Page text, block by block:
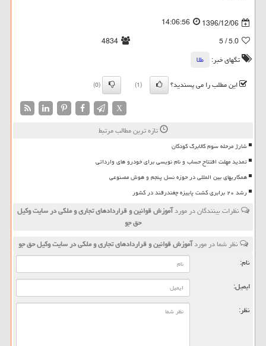
1396/12/06
14:06:56
5.0
/ 5
4834
تگهای خبر:
طلا
این مطلب را می پسندید؟
(1)
(0)
X
تازه ترین مطالب مرتبط
شارژ مرحله سوم کالابرگ کودکان
تمدید مهلت افتتاح حساب و نام نویسی برای خودرو های وارداتی
همکاریهای بین المللی در حوزه نسل پنجم و هوش مصنوعی
رشد ۲۰ برابری کشت پاییزه چغندرقند در کشور
نظرات بینندگان در موردآموزش قوانین و قراردادهای تجاری و ملكی در سایت وكیل
حق جو
نظر شما در موردآموزش قوانین و قراردادهای تجاری و ملكی در سایت وكیل حق جو
نام:
ایمیل:
نظر: